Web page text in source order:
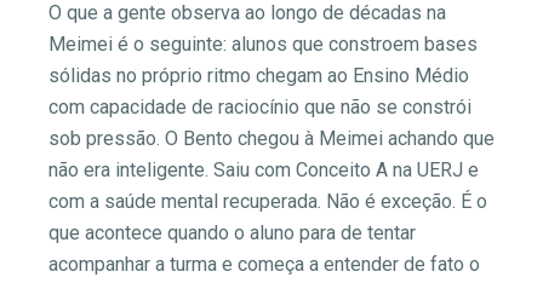
O que a gente observa ao longo de décadas na
Meimei é o seguinte: alunos que constroem bases
sólidas no próprio ritmo chegam ao Ensino Médio
com capacidade de raciocínio que não se constrói
sob pressão. O Bento chegou à Meimei achando que
não era inteligente. Saiu com Conceito A na UERJ e
com a saúde mental recuperada. Não é exceção. É o
que acontece quando o aluno para de tentar
acompanhar a turma e começa a entender de fato o